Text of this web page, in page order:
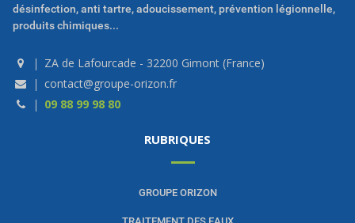
désinfection, anti tartre, adoucissement, prévention légionnelle,
produits chimiques...
ZA de Lafourcade - 32200 Gimont (France)
contact@groupe-orizon.fr
09 88 99 98 80
RUBRIQUES
GROUPE ORIZON